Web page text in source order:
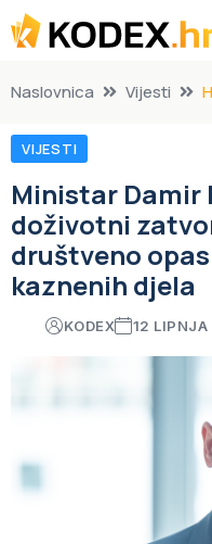
Naslovnica Vijesti
VIJESTI
Ministar Damir
doživotni
društveno
kaznenih djela
KODEX 12